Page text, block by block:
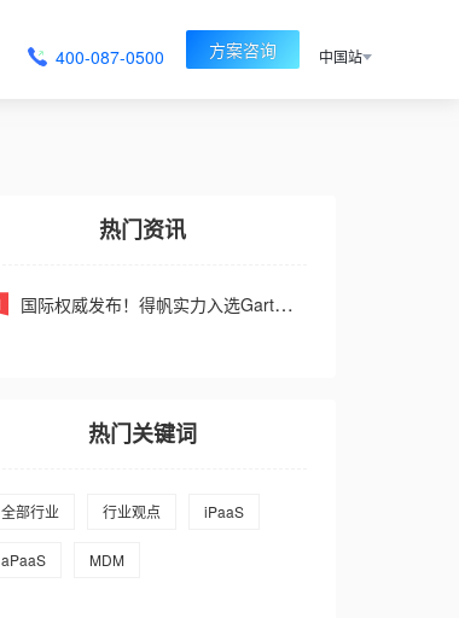
400-087-0500 方案咨询 中国站
热门资讯
国际权威发布！得帆实力入选Gartner低代码中国竞争格局报告
热门关键词
全部行业 行业观点 iPaaS
aPaaS MDM